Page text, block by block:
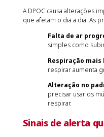
A DPOC causa alterações
que afetam o dia a dia. As
Falta de ar
simples como
Respiração
respirar aumenta
Alteração no
precisar usar os
respirar.
Sinais de alerta